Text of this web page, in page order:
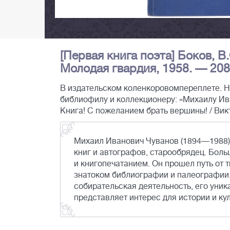
[Первая книга поэта] Боков,
Молодая гвардия, 1958. —
В издательском коленкоровомпереплете.
библиофилу и коллекционеру: «Михаилу
Книга! С пожеланием брать вершины! /
Михаил Иванович Чуванов
книг и автографов, старообрядец.
и книгопечатанием. Он прошел путь от
знатоком библиографии и
собирательская деятельность, его
представляет интерес для истории и